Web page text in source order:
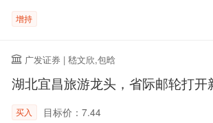
增持
广发证券 | 嵇文欣,包晗
湖北宜昌旅游龙头，省际邮轮打开
买入 目标价：7.44